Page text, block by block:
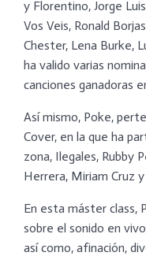
y Florentino, Jorge
Vos Veis, Ronald
Chester, Lena Burke,
ha valido varias
canciones ganadoras
Así mismo, Poke,
Cover, en la que ha
zona, Ilegales, Rubby
Herrera, Miriam Cruz
En esta máster class,
sobre el sonido en
así como, afinación,